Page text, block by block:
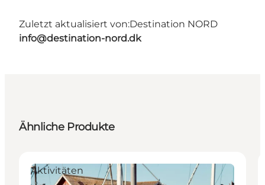
Zuletzt aktualisiert von:Destination NORD
info@destination-nord.dk
Ähnliche Produkte
Aktivitäten